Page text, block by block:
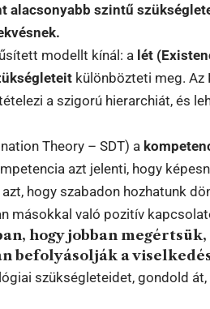
alacsonyabb szintű
modellt kínál: a lét
különbözteti meg. Az
a szigorú hierarchiát, és
Theory – SDT) a
azt jelenti, hogy
hogy szabadon hozhatunk
másokkal való pozitív
hogy jobban
befolyásolják a
szükségleteidet, gondold